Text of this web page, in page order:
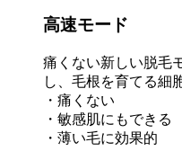
高速モード
痛くない新しい脱毛
し、毛根を育てる細
・痛くない
・敏感肌にもできる
・薄い毛に効果的